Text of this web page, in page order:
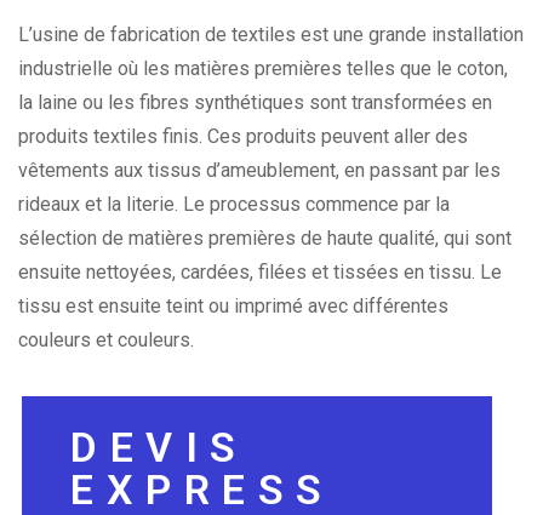
L’usine de fabrication de textiles est une grande installation
industrielle où les matières premières telles que le coton,
la laine ou les fibres synthétiques sont transformées en
produits textiles finis. Ces produits peuvent aller des
vêtements aux tissus d’ameublement, en passant par les
rideaux et la literie. Le processus commence par la
sélection de matières premières de haute qualité, qui sont
ensuite nettoyées, cardées, filées et tissées en tissu. Le
tissu est ensuite teint ou imprimé avec différentes
couleurs et couleurs.
DEVIS
EXPRESS